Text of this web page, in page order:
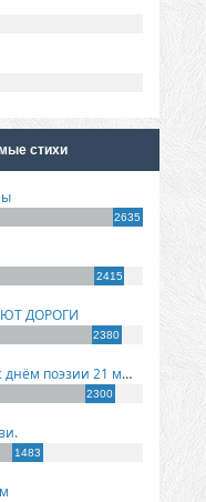
стихи
2635
2415
ДОРОГИ
2380
Поздравляю с днём поэзии 21 марта!
2300
1483